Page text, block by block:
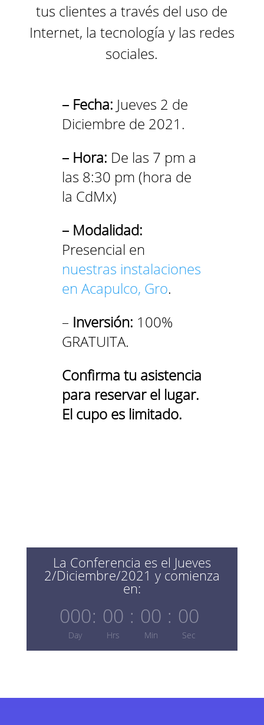
tus clientes a través del uso de
Internet, la tecnología y las redes
sociales.
– Fecha: Jueves 2 de
Diciembre de 2021.
– Hora: De las 7 pm a
las 8:30 pm (hora de
la CdMx)
– Modalidad:
Presencial en
nuestras instalaciones
en Acapulco, Gro.
– Inversión: 100%
GRATUITA.
Confirma tu asistencia
para reservar el lugar.
El cupo es limitado.
La Conferencia es el Jueves
2/Diciembre/2021 y comienza
en:
000
Day
: 00
Hrs
: 00
Min
: 00
Sec